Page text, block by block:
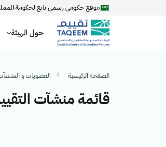
موقع حكومي رسمي تابع لحكومة
حول الهيئة
الصفحة الرئيسية العضويات و
قائمة منشآت